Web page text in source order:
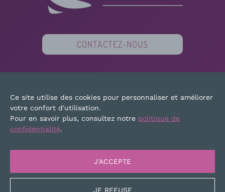
CONTACTEZ-NOUS
PLAN DU SITE MENTIONS LÉGALES
Ce site utilise des cookies pour personnaliser et améliorer
votre confort d'utilisation.
Pour en savoir plus, consultez notre politique de
confidentialité.
J'ACCEPTE
JE REFUSE